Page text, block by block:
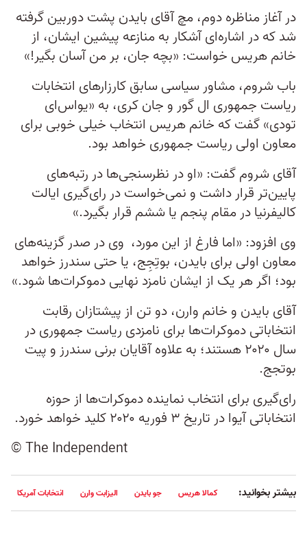
در آغاز مناظره دوم، مچ آقای بایدن پشت دوربین گرفته
شد که در اشاره‌ای آشکار به منازعه پیشین ایشان، از
خانم هریس خواست: «بچه جان، بر من آسان بگیر!»
باب شروم، مشاور سیاسی سابق کارزارهای انتخابات
ریاست جمهوری ال گور و جان کری، به «یو‌اس‌ای
تودی» گفت که خانم هریس انتخاب خیلی خوبی برای
معاون اولی ریاست جمهوری خواهد بود.
آقای شروم گفت: «او در نظرسنجی‌ها در رتبه‌های
پایین‌تر قرار داشت و نمی‌خواست در رای‌گیری ایالت
کالیفرنیا در مقام پنجم یا ششم قرار بگیرد.»
وی افزود: «اما فارغ از این مورد، وی در صدر گزینه‌های
معاون اولی برای بایدن، بوتِجِج، یا حتی سندرز خواهد
بود؛ اگر هر یک از ایشان نامزد نهایی دموکرات‌ها شود.»
آقای بایدن و خانم وارن، دو تن از پیشتازان رقابت
انتخاباتی دموکرات‌ها برای نامزدی ریاست جمهوری در
سال ۲۰۲۰ هستند؛ به علاوه آقایان برنی سندرز و پیت
بوتجج.
رای‌گیری برای انتخاب نماینده دموکرات‌ها از حوزه
انتخاباتی آیوا در تاریخ ۳ فوریه ۲۰۲۰ کلید خواهد خورد.
© The Independent
بیشتر بخوانید: کمالا هریس جو بایدن الیزابت وارن انتخابات آمریکا